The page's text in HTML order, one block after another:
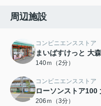
周辺施設
コンビニエンスストア
まいばすけっと 大
140ｍ（2分）
コンビニエンスストア
ローソンストア100
206ｍ（3分）